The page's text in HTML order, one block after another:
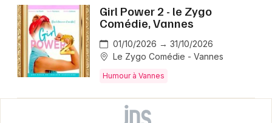
Girl Power 2 - le Zygo
Comédie, Vannes
01/10/2026 → 31/10/2026
Le Zygo Comédie - Vannes
Humour à Vannes